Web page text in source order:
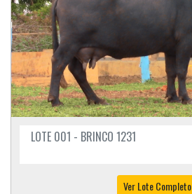
LOTE 001 - BRINCO 1231
Ver Lote Completo